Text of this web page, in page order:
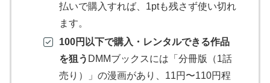
払いで購入すれば、1ptも残さず使い切れ
ます。
100円以下で購入・レンタルできる作品
を狙う DMMブックスには「分冊版（1話
売り）」の漫画があり、11円〜110円程